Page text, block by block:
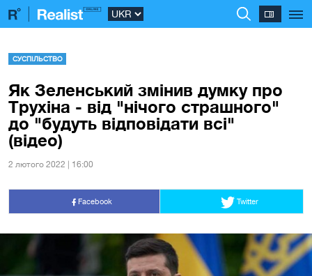
СУСПІЛЬСТВО
Як Зеленський змінив думку про
Трухіна - від "нічого страшного"
до "будуть відповідати всі"
(відео)
2 лютого 2022 | 16:00
Facebook Twitter